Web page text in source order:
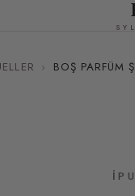
› BOŞ PARFÜM